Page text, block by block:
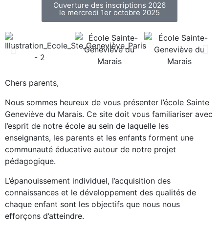
Ouverture des inscriptions 2026
le mercredi 1er octobre 2025
Chers parents,
Nous sommes heureux de vous présenter l’école Sainte
Geneviève du Marais. Ce site doit vous familiariser avec
l’esprit de notre école au sein de laquelle les
enseignants, les parents et les enfants forment une
communauté éducative autour de notre projet
pédagogique.
L’épanouissement individuel, l’acquisition des
connaissances et le développement des qualités de
chaque enfant sont les objectifs que nous nous
efforçons d’atteindre.